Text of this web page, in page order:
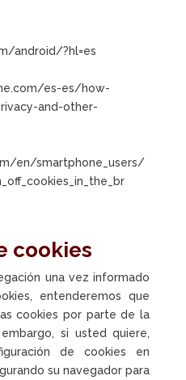
android/?hl=es
es-es/how-
and-other-
en/smartphone_users/
cookies
una vez informado
entenderemos que
cookies por parte de la
si usted quiere,
de cookies en
su navegador para